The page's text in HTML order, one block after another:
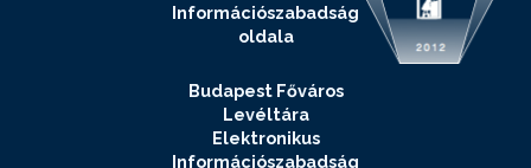
Információszabadság
oldala
Budapest Főváros
Levéltára
Elektronikus
Információszabadság